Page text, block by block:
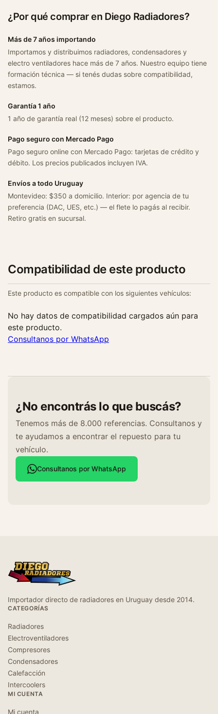
¿Por qué comprar en Diego Radiadores?
Más de 7 años importando
Importamos y distribuimos radiadores, condensadores y
electro ventiladores hace más de 7 años. Nuestro equipo tiene
formación técnica — si tenés dudas sobre compatibilidad,
estamos.
Garantía 1 año
1 año de garantía real (12 meses) sobre el producto.
Pago seguro con Mercado Pago
Pago seguro online con Mercado Pago: tarjetas de crédito y
débito. Los precios publicados incluyen IVA.
Envíos a todo Uruguay
Montevideo: $350 a domicilio. Interior: por agencia de tu
preferencia (DAC, UES, etc.) — el flete lo pagás al recibir.
Retiro gratis en sucursal.
Compatibilidad de este producto
Este producto es compatible con los siguientes vehículos:
No hay datos de compatibilidad cargados aún para
este producto.
Consultanos por WhatsApp
¿No encontrás lo que buscás?
Tenemos más de 8.000 referencias. Consultanos y
te ayudamos a encontrar el repuesto para tu
vehículo.
Consultanos por WhatsApp
Importador directo de radiadores en Uruguay desde 2014.
CATEGORÍAS
Radiadores
Electroventiladores
Compresores
Condensadores
Calefacción
Intercoolers
MI CUENTA
Mi cuenta